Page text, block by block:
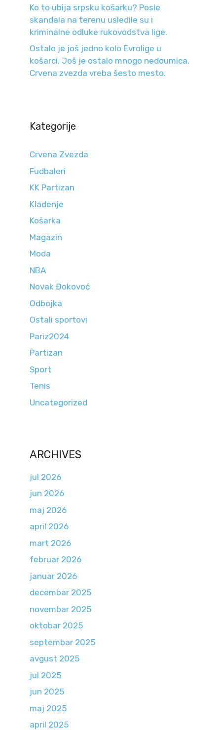
Ko to ubija srpsku košarku? Posle
skandala na terenu usledile su i
kriminalne odluke rukovodstva lige.
Ostalo je još jedno kolo Evrolige u
košarci. Još je ostalo mnogo nedoumica.
Crvena zvezda vreba šesto mesto.
Kategorije
Crvena Zvezda
Fudbaleri
KK Partizan
Klađenje
Košarka
Magazin
Moda
NBA
Novak Đokovoć
Odbojka
Ostali sportovi
Pariz2024
Partizan
Sport
Tenis
Uncategorized
ARCHIVES
jul 2026
jun 2026
maj 2026
april 2026
mart 2026
februar 2026
januar 2026
decembar 2025
novembar 2025
oktobar 2025
septembar 2025
avgust 2025
jul 2025
jun 2025
maj 2025
april 2025